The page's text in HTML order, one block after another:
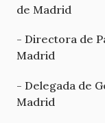
de Madrid
- Directora de
Madrid
- Delegada de
Madrid